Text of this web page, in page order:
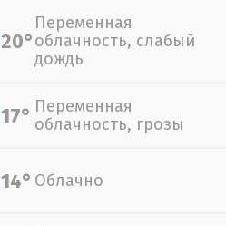
20°
Переменная
облачность, слабый
дождь
17° Переменная
облачность, грозы
14° Облачно